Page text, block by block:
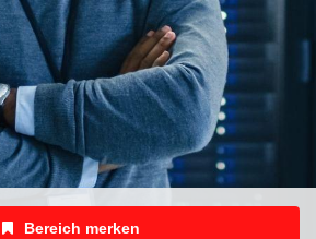
Bereich merken